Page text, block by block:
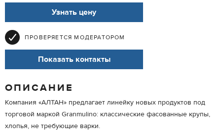
Узнать цену
ПРОВЕРЯЕТСЯ МОДЕРАТОРОМ
Показать контакты
ОПИСАНИЕ
Компания «АЛТАН» предлагает линейку новых продуктов под
торговой маркой Granmulino: классические фасованные крупы,
хлопья, не требующие варки.